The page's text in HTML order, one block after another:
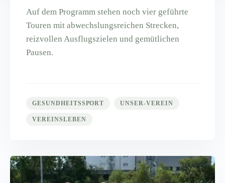
Auf dem Programm stehen noch vier geführte
Touren mit abwechslungsreichen Strecken,
reizvollen Ausflugszielen und gemütlichen
Pausen.
GESUNDHEITSSPORT UNSER-VEREIN
VEREINSLEBEN